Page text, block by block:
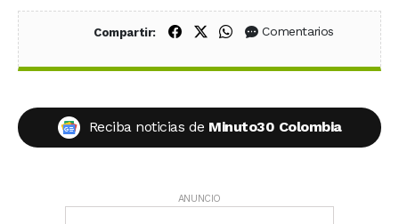
Compartir: Compartir en Facebook
Compartir en X (Twitter)
Compartir en WhatsApp
Comentarios
Reciba noticias de Minuto30 Colombia
ANUNCIO